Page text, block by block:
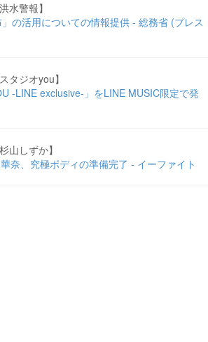
水警報】
」の活用についての情報提供 - 総務省 (プレス
タジオyou】
-LINE exclusive-」をLINE MUSIC限定で発
山しずか】
奈、究極ボディの準備完了 - イーファイト